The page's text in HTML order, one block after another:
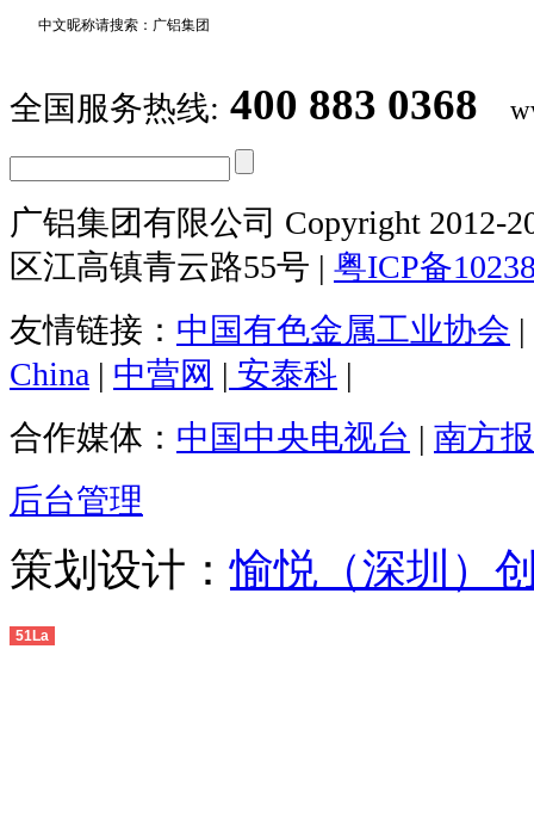
中文昵称请搜索：广铝集团
全国服务热线: 400 883 0368
广铝集团有限公司 Copyright 2012-
区江高镇青云路55号 | 粤ICP备
友情链接： 中国有色金属工业协会 |
China | 中营网 | 安泰科 |
合作媒体： 中国中央电视台 | 南方
后台管理
策划设计：愉悦（深圳）
51La